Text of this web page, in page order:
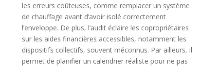
les erreurs coûteuses, comme remplacer un système
de chauffage avant d’avoir isolé correctement
l’enveloppe. De plus, l’audit éclaire les copropriétaires
sur les aides financières accessibles, notamment les
dispositifs collectifs, souvent méconnus. Par ailleurs, il
permet de planifier un calendrier réaliste pour ne pas